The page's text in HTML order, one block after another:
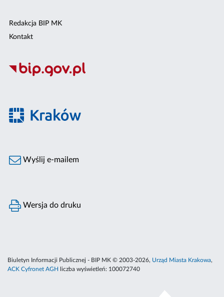
Redakcja BIP MK
Kontakt
Wyślij e-mailem
Wersja do druku
Biuletyn Informacji Publicznej - BIP MK © 2003-2026, Urząd Miasta Krakowa,
ACK Cyfronet AGH
liczba wyświetleń: 100072740